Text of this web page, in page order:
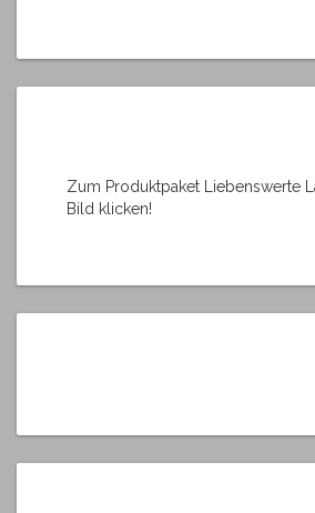
Zum Produktpaket Liebenswerte
Bild klicken!